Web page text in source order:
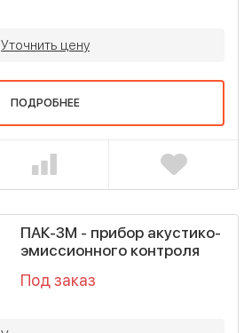
Уточнить цену
ПОДРОБНЕЕ
ПАК-3М - прибор акустико-
эмиссионного контроля
Под заказ